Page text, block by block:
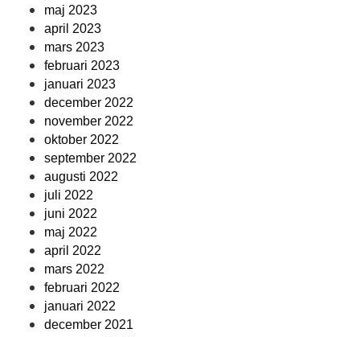
maj 2023
april 2023
mars 2023
februari 2023
januari 2023
december 2022
november 2022
oktober 2022
september 2022
augusti 2022
juli 2022
juni 2022
maj 2022
april 2022
mars 2022
februari 2022
januari 2022
december 2021